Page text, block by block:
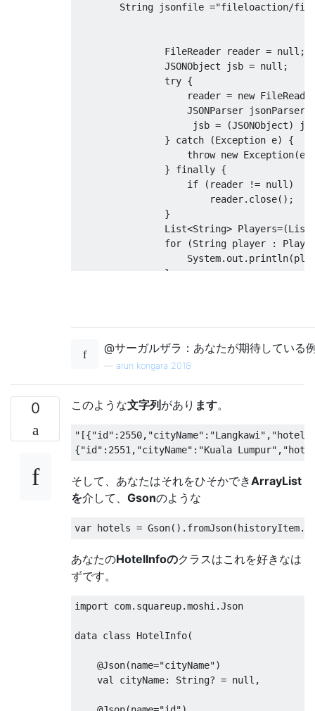
String jsonfile ="fileloaction/
FileReader reader = null ;
JSONObject jsb = null ;
try {
                    reader
= new
JSONParser jsonParser
                     jsb
= (JSONObject)
}
catch (Exception e)
{
throw new Exception(e
}
finally {
if
( reader != null )
                        reader
. close();
}
List<String> Players=(List
for
(String player :
System. out . println(
}
@サーガルザラ：あなたが期待している
arun kongara 2018
0 このような文字列があり ます。
"[{"id":2550,"cityName":"Langkawi ","
{"id" : 2551 , "cityName" : "Kuala Lumpur" ,
そして、あなたはそれをひそかできArrayList
を介して、 Gsonのような
var hotels = Gson(). fromJson(historyItem.
あなたのHotelInfoのクラスはこれを好きなは
ずです。
import com. squareup.moshi .Json
data class HotelInfo(
@Json(name="cityName")
    val cityName
: String? = null ,